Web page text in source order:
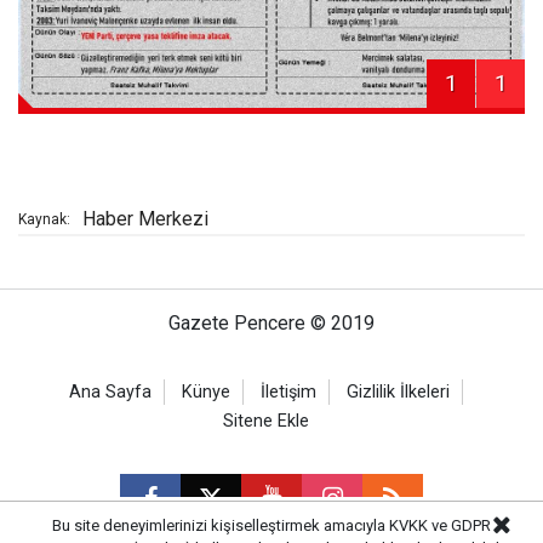
1 1
Kaynak: Haber Merkezi
Gazete Pencere © 2019
Ana Sayfa Künye İletişim
Gizlilik İlkeleri
Sitene Ekle
Bu site deneyimlerinizi kişiselleştirmek amacıyla KVKK ve GDPR